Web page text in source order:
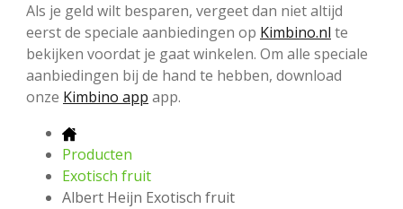
Als je geld wilt besparen, vergeet dan niet altijd
eerst de speciale aanbiedingen op Kimbino.nl te
bekijken voordat je gaat winkelen. Om alle speciale
aanbiedingen bij de hand te hebben, download
onze Kimbino app app.
Producten
Exotisch fruit
Albert Heijn Exotisch fruit